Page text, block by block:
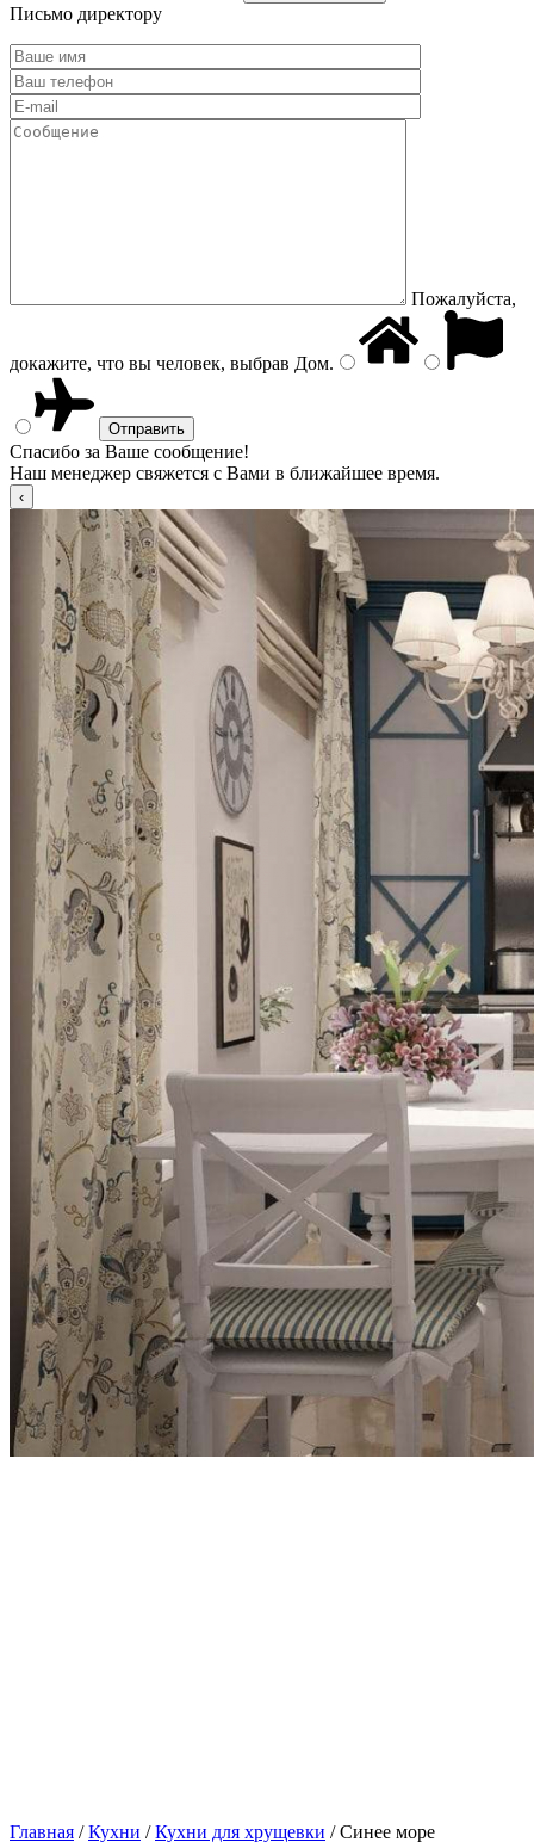
Письмо директору
Пожалуйста,
докажите, что вы человек, выбрав Дом.
Спасибо за Ваше сообщение!
Наш менеджер свяжется с Вами в ближайшее время.
Главная /Кухни /Кухни для хрущевки / Синее море